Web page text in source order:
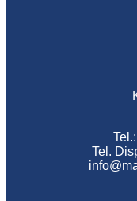
Tel.